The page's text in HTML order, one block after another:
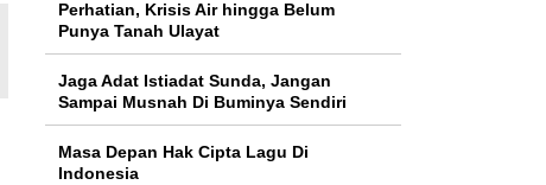
Perhatian, Krisis Air hingga Belum
Punya Tanah Ulayat
Jaga Adat Istiadat Sunda, Jangan
Sampai Musnah Di Buminya Sendiri
Masa Depan Hak Cipta Lagu Di
Indonesia